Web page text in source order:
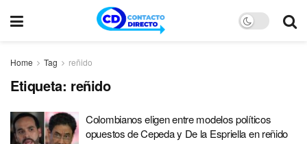
Home Tag reñido
Etiqueta: reñido
Colombianos eligen entre modelos políticos
opuestos de Cepeda y De la Espriella en reñido